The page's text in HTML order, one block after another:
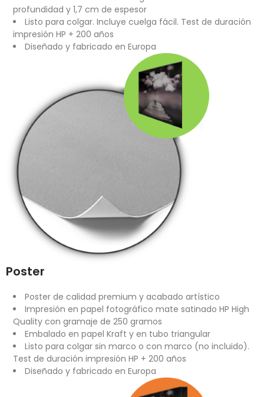
profundidad y 1,7 cm de espesor
Listo para colgar. Incluye cuelga fácil. Test de duración
impresión HP + 200 años
Diseñado y fabricado en Europa
Poster
Poster de calidad premium y acabado artístico
Impresión en papel fotográfico mate satinado HP High
Quality con gramaje de 250 gramos
Embalado en papel Kraft y en tubo triangular
Listo para colgar sin marco o con marco (no incluido).
Test de duración impresión HP + 200 años
Diseñado y fabricado en Europa